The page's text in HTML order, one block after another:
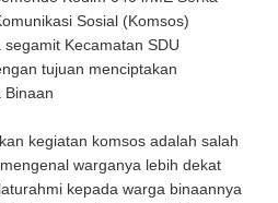
Sosial (Komsos)
Kecamatan SDU
tujuan menciptakan
Binaan
kegiatan komsos adalah salah
warganya lebih dekat
kepada warga binaannya